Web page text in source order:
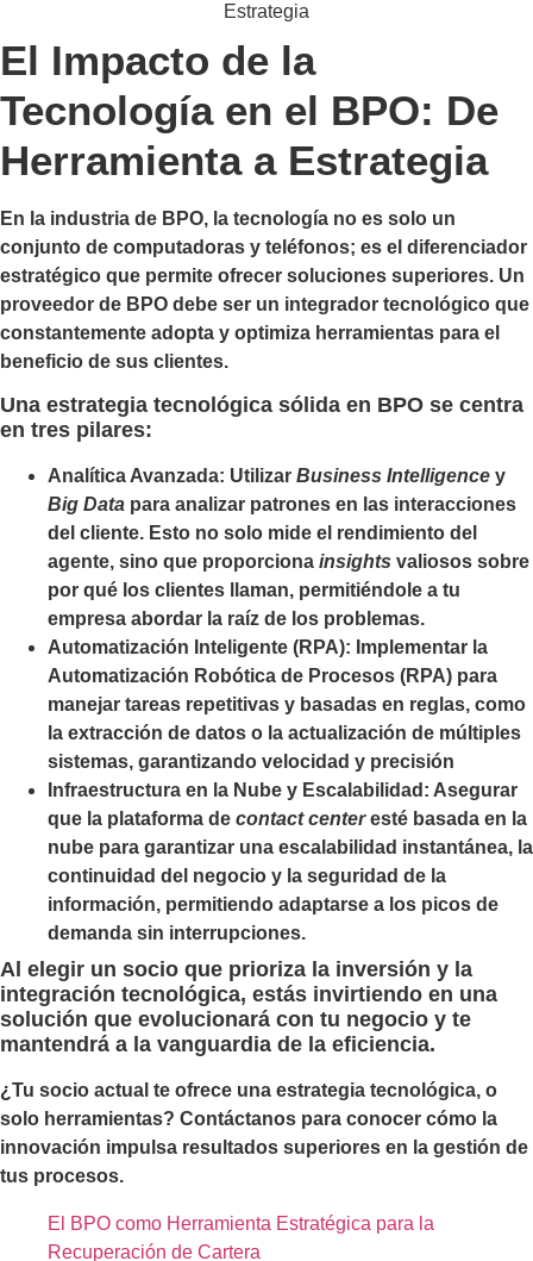
El Impacto de la
Tecnología en el BPO: De
Herramienta a Estrategia
En la industria de BPO, la tecnología no es solo un
conjunto de computadoras y teléfonos; es el diferenciador
estratégico que permite ofrecer soluciones superiores. Un
proveedor de BPO debe ser un integrador tecnológico que
constantemente adopta y optimiza herramientas para el
beneficio de sus clientes.
Una estrategia tecnológica sólida en BPO se centra
en tres pilares:
Analítica Avanzada: Utilizar Business Intelligence y
Big Data para analizar patrones en las interacciones
del cliente. Esto no solo mide el rendimiento del
agente, sino que proporciona insights valiosos sobre
por qué los clientes llaman, permitiéndole a tu
empresa abordar la raíz de los problemas.
Automatización Inteligente (RPA): Implementar la
Automatización Robótica de Procesos (RPA) para
manejar tareas repetitivas y basadas en reglas, como
la extracción de datos o la actualización de múltiples
sistemas, garantizando velocidad y precisión
Infraestructura en la Nube y Escalabilidad: Asegurar
que la plataforma de contact centeresté basada en la
nube para garantizar una escalabilidad instantánea, la
continuidad del negocio y la seguridad de la
información, permitiendo adaptarse a los picos de
demanda sin interrupciones.
Al elegir un socio que prioriza la inversión y la
integración tecnológica, estás invirtiendo en una
solución que evolucionará con tu negocio y te
mantendrá a la vanguardia de la eficiencia.
¿Tu socio actual te ofrece una estrategia tecnológica, o
solo herramientas? Contáctanos para conocer cómo la
innovación impulsa resultados superiores en la gestión de
tus procesos.
El BPO como Herramienta Estratégica para la
Recuperación de Cartera